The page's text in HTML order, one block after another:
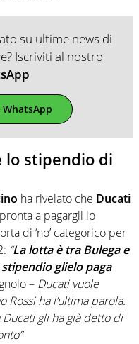
su ultime news di
Iscriviti al nostro
lo stipendio di
ha rivelato che Ducati
pronta a pagargli lo
di ‘no’ categorico per
“La lotta è tra Bulega e
glielo paga
– Ducati vuole
Rossi ha l’ultima parola.
Ducati gli ha già detto di